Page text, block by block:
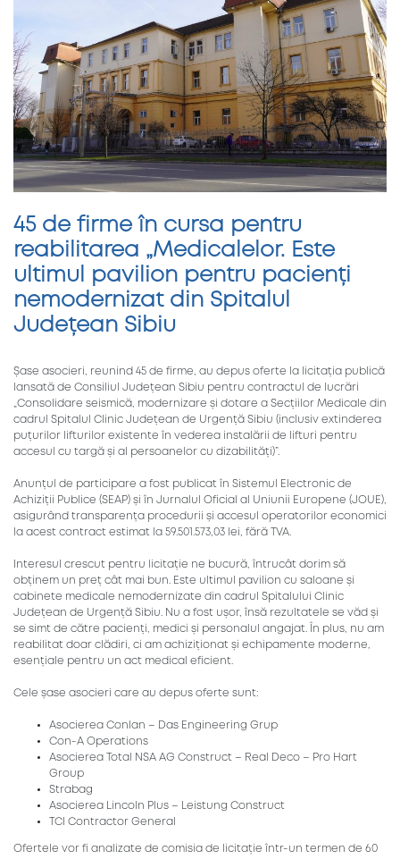
45 de firme în cursa pentru
reabilitarea „Medicalelor. Este
ultimul pavilion pentru pacienți
nemodernizat din Spitalul
Județean Sibiu
Șase asocieri, reunind 45 de firme, au depus oferte la licitația publică
lansată de Consiliul Județean Sibiu pentru contractul de lucrări
„Consolidare seismică, modernizare și dotare a Secțiilor Medicale din
cadrul Spitalul Clinic Județean de Urgență Sibiu (inclusiv extinderea
puțurilor lifturilor existente în vederea instalării de lifturi pentru
accesul cu targă și al persoanelor cu dizabilități)”.
Anunțul de participare a fost publicat în Sistemul Electronic de
Achiziții Publice (SEAP) și în Jurnalul Oficial al Uniunii Europene (JOUE),
asigurând transparența procedurii și accesul operatorilor economici
la acest contract estimat la 59.501.573,03 lei, fără TVA.
Interesul crescut pentru licitație ne bucură, întrucât dorim să
obținem un preț cât mai bun. Este ultimul pavilion cu saloane și
cabinete medicale nemodernizate din cadrul Spitalului Clinic
Județean de Urgență Sibiu. Nu a fost ușor, însă rezultatele se văd și
se simt de către pacienți, medici și personalul angajat. În plus, nu am
reabilitat doar clădiri, ci am achiziționat și echipamente moderne,
esențiale pentru un act medical eficient.
Cele șase asocieri care au depus oferte sunt:
Asocierea Conlan – Das Engineering Grup
Con-A Operations
Asocierea Total NSA AG Construct – Real Deco – Pro Hart
Group
Strabag
Asocierea Lincoln Plus – Leistung Construct
TCI Contractor General
Ofertele vor fi analizate de comisia de licitație într-un termen de 60